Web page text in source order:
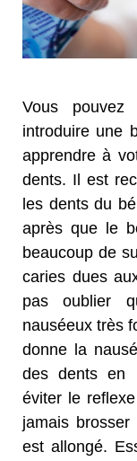
Vous
introduire une
apprendre à
dents. Il est
les dents du
après que le
beaucoup de
caries dues
pas oublier
nauséeux très
donne la
des dents en
éviter le
jamais brosser
est allongé.